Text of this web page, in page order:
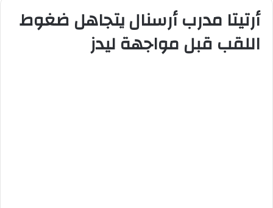
أرتيتا مدرب أرسنال يتجاهل ضغوط
اللقب قبل مواجهة ليدز